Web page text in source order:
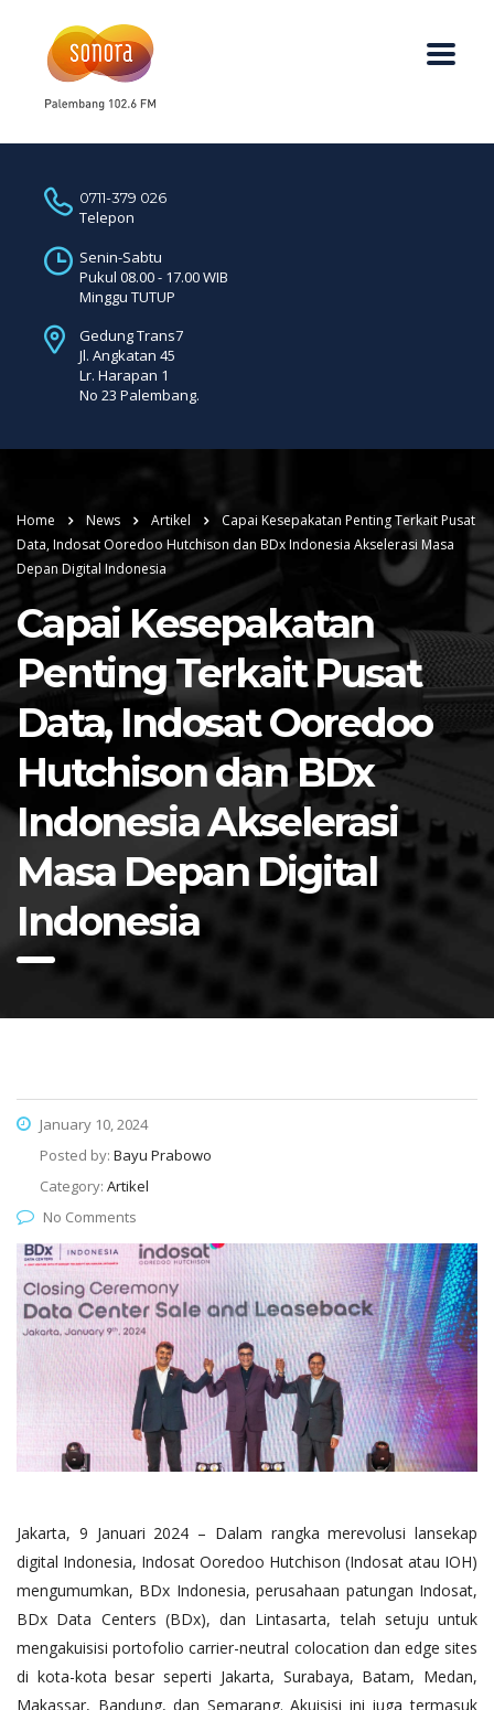
0711-379 026
Telepon
Senin-Sabtu
Pukul 08.00 - 17.00 WIB
Minggu TUTUP
Gedung Trans7
Jl. Angkatan 45
Lr. Harapan 1
No 23 Palembang.
Home News Artikel
Capai Kesepakatan Penting Terkait Pusat
Data, Indosat Ooredoo Hutchison dan BDx Indonesia Akselerasi Masa
Depan Digital Indonesia
Capai Kesepakatan
Penting Terkait Pusat
Data, Indosat Ooredoo
Hutchison dan BDx
Indonesia Akselerasi
Masa Depan Digital
Indonesia
January 10, 2024
Posted by: Bayu Prabowo
Category: Artikel
No Comments
Jakarta, 9 Januari 2024 – Dalam rangka merevolusi lansekap
digital Indonesia, Indosat Ooredoo Hutchison (Indosat atau IOH)
mengumumkan, BDx Indonesia, perusahaan patungan Indosat,
BDx Data Centers (BDx), dan Lintasarta, telah setuju untuk
mengakuisisi portofolio carrier-neutral colocation dan edge sites
di kota-kota besar seperti Jakarta, Surabaya, Batam, Medan,
Makassar, Bandung, dan Semarang. Akuisisi ini juga termasuk